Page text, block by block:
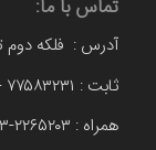
تماس با ما:
آدرس : فلکه دوم
ثابت : ۷۷۵۸۳۲۳۱ -۰۲۱۱۹
همراه : ۲۲۶۵۲۰۳-۰۹۰۳